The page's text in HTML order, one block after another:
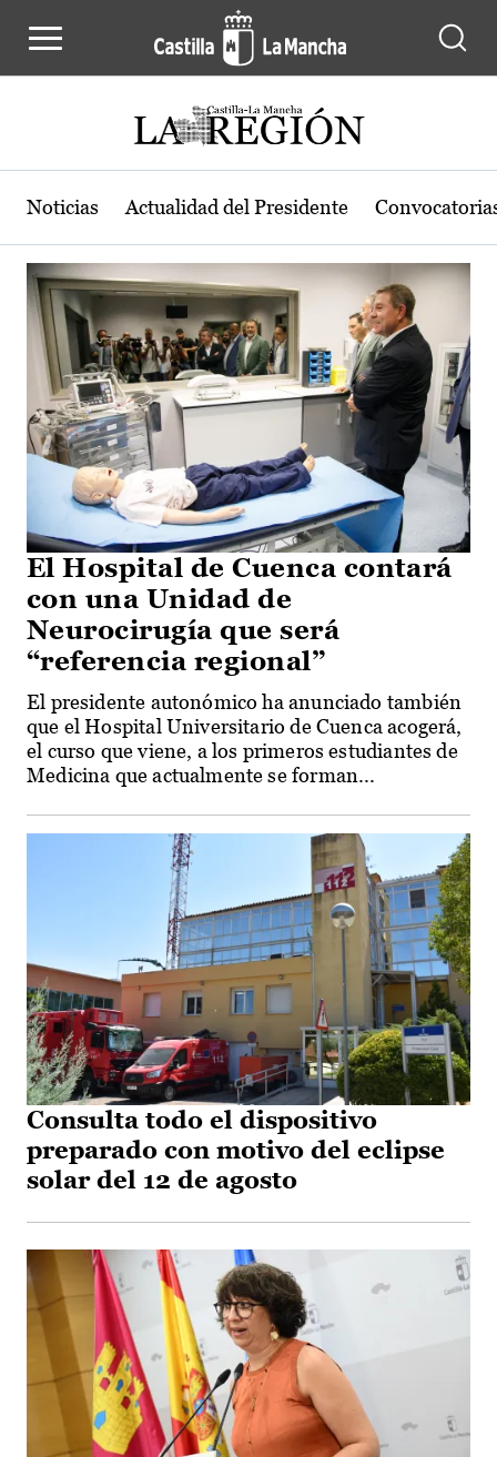
Actualidad de la región de Castilla-
Noticias Actualidad del Presidente
El Hospital de Cuenca contará
con una Unidad de
Neurocirugía que será
“referencia regional”
El presidente autonómico ha anunciado también
que el Hospital Universitario de Cuenca acogerá,
el curso que viene, a los primeros estudiantes de
Medicina que actualmente se forman...
Consulta todo el dispositivo
preparado con motivo del eclipse
solar del 12 de agosto